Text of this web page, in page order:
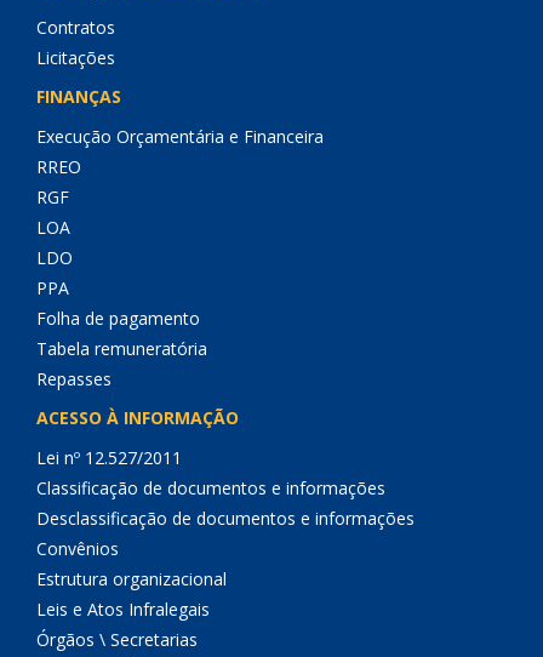
Contratos
Licitações
FINANÇAS
Execução Orçamentária e Financeira
RREO
RGF
LOA
LDO
PPA
Folha de pagamento
Tabela remuneratória
Repasses
ACESSO À INFORMAÇÃO
Lei nº 12.527/2011
Classificação de documentos e informações
Desclassificação de documentos e informações
Convênios
Estrutura organizacional
Leis e Atos Infralegais
Órgãos \ Secretarias